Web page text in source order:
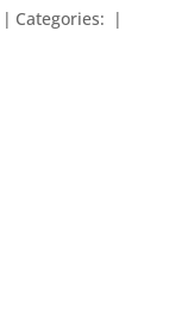
| Categories: |